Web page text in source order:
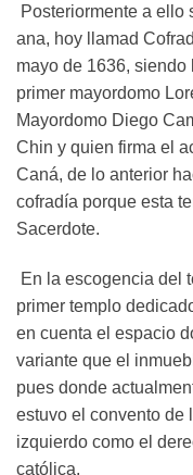
Posteriormente a ello
ana, hoy llamad
mayo de 1636,
primer mayordomo
Mayordomo Diego
Chin y quien firma el
Caná, de lo anterior
cofradía porque esta
Sacerdote.
En la escogencia del
primer templo
en cuenta el espacio
variante que el
pues donde
estuvo el convento de
izquierdo como el
católica.